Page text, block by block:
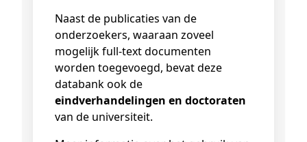
Naast de publicaties van de
onderzoekers, waaraan zoveel
mogelijk full-text documenten
worden toegevoegd, bevat deze
databank ook de
eindverhandelingen en doctoraten
van de universiteit.